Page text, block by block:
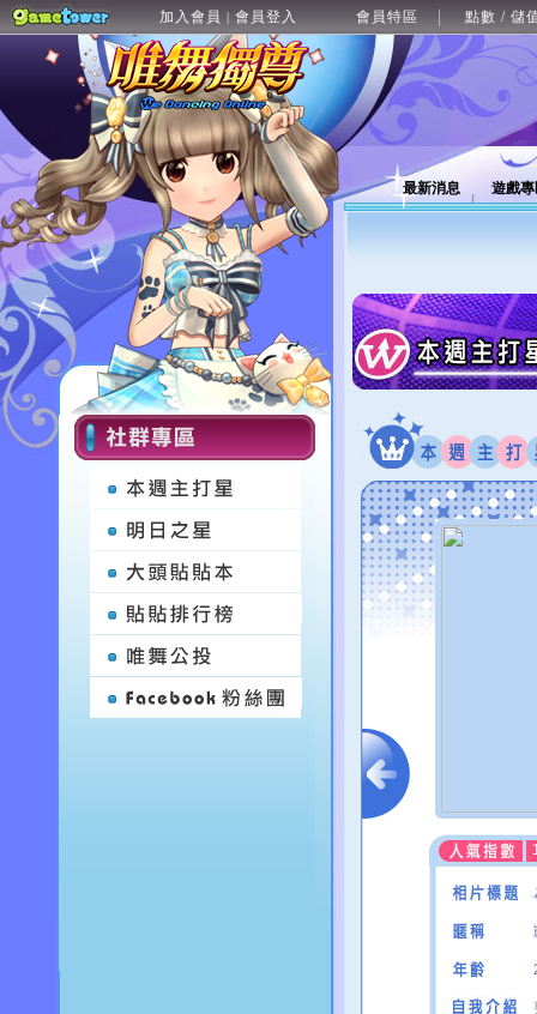
加入會員 | 會員登入 會員特區 點數 / 儲
最新消息 遊戲